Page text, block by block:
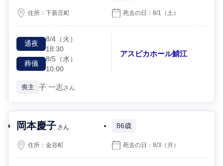
住所：下新庄町 死去の日：8/1 （土）
通夜
8/4 （火）
18:30
葬儀
8/5 （水）
10:00
アスピカホール鯖江
喪主 子 一志さん
岡本慶子 さん 86歳
住所：金谷町 死去の日：8/3 （月）